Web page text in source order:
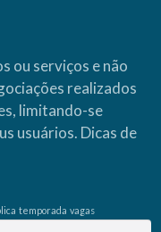
ou serviços e não
realizados
limitando-se
usuários. Dicas de
temporada vagas